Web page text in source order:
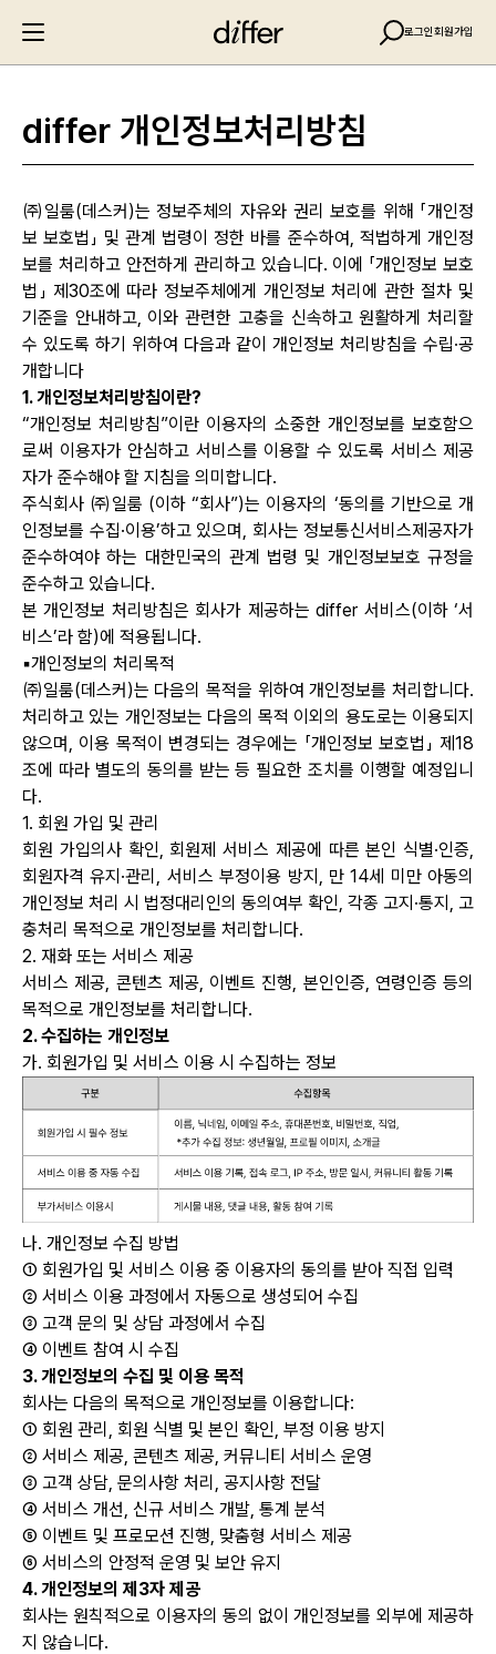
로그인회원가입
differ 개인정보처리방침
㈜일룸(데스커)는 정보주체의 자유와 권리 보호를 위해 「개인정
보 보호법」 및 관계 법령이 정한 바를 준수하여, 적법하게 개인정
보를 처리하고 안전하게 관리하고 있습니다. 이에 「개인정보 보호
법」 제30조에 따라 정보주체에게 개인정보 처리에 관한 절차 및
기준을 안내하고, 이와 관련한 고충을 신속하고 원활하게 처리할
수 있도록 하기 위하여 다음과 같이 개인정보 처리방침을 수립·공
개합니다
1. 개인정보처리방침이란?
“개인정보 처리방침”이란 이용자의 소중한 개인정보를 보호함으
로써 이용자가 안심하고 서비스를 이용할 수 있도록 서비스 제공
자가 준수해야 할 지침을 의미합니다.
주식회사 ㈜일룸 (이하 “회사”)는 이용자의 ‘동의를 기반으로 개
인정보를 수집·이용’하고 있으며, 회사는 정보통신서비스제공자가
준수하여야 하는 대한민국의 관계 법령 및 개인정보보호 규정을
준수하고 있습니다.
본 개인정보 처리방침은 회사가 제공하는 differ 서비스(이하 ‘서
비스’라 함)에 적용됩니다.
▪개인정보의 처리목적
㈜일룸(데스커)는 다음의 목적을 위하여 개인정보를 처리합니다.
처리하고 있는 개인정보는 다음의 목적 이외의 용도로는 이용되지
않으며, 이용 목적이 변경되는 경우에는 「개인정보 보호법」 제18
조에 따라 별도의 동의를 받는 등 필요한 조치를 이행할 예정입니
다.
1. 회원 가입 및 관리
회원 가입의사 확인, 회원제 서비스 제공에 따른 본인 식별·인증,
회원자격 유지·관리, 서비스 부정이용 방지, 만 14세 미만 아동의
개인정보 처리 시 법정대리인의 동의여부 확인, 각종 고지·통지, 고
충처리 목적으로 개인정보를 처리합니다.
2. 재화 또는 서비스 제공
서비스 제공, 콘텐츠 제공, 이벤트 진행, 본인인증, 연령인증 등의
목적으로 개인정보를 처리합니다.
2. 수집하는 개인정보
가. 회원가입 및 서비스 이용 시 수집하는 정보
나. 개인정보 수집 방법
① 회원가입 및 서비스 이용 중 이용자의 동의를 받아 직접 입력
② 서비스 이용 과정에서 자동으로 생성되어 수집
③ 고객 문의 및 상담 과정에서 수집
④ 이벤트 참여 시 수집
3. 개인정보의 수집 및 이용 목적
회사는 다음의 목적으로 개인정보를 이용합니다:
① 회원 관리, 회원 식별 및 본인 확인, 부정 이용 방지
② 서비스 제공, 콘텐츠 제공, 커뮤니티 서비스 운영
③ 고객 상담, 문의사항 처리, 공지사항 전달
④ 서비스 개선, 신규 서비스 개발, 통계 분석
⑤ 이벤트 및 프로모션 진행, 맞춤형 서비스 제공
⑥ 서비스의 안정적 운영 및 보안 유지
4. 개인정보의 제3자 제공
회사는 원칙적으로 이용자의 동의 없이 개인정보를 외부에 제공하
지 않습니다.